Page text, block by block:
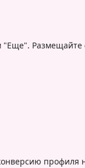
"Еще". Размещайте
профиля